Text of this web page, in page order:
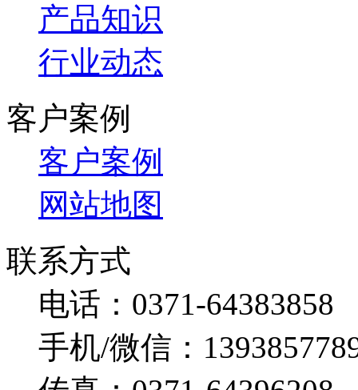
产品知识
行业动态
客户案例
客户案例
网站地图
联系方式
电话：0371-64383858
手机/微信：